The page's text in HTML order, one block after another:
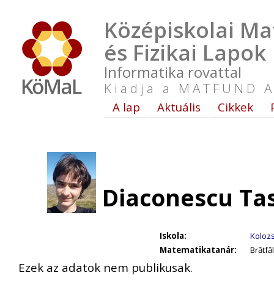
Középiskolai
és Fizikai Lapok
Informatika rovattal
Kiadja a MATFUND
A lap Aktuális Cikkek
Diaconescu
Iskola:
Matematikatanár:
Ezek az adatok nem publikusak.